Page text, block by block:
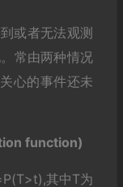
或者无法观测
常由两种情况
心的事件还未
function)
其中T为